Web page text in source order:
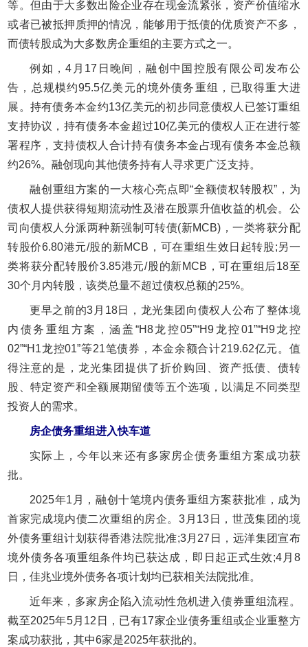
等。但由于大多数出险企业存在现金流紧张，资产价值缩水
或者已被抵押质押的情况，能够用于抵债的优质资产不多，
而债转股成为大多数房企重组的主要方式之一。
例如，4月17日晚间，融创中国控股有限公司发布公
告，总规模约95.5亿美元的境外债务重组，已取得重大进
展。持有债务本金约13亿美元的初步同意债权人已签订重组
支持协议，持有债务本金超过10亿美元的债权人正在进行签
署程序，支持债权人合计持有债务本金占现有债务本金总额
约26%。融创现向其他债务持有人寻求更广泛支持。
融创重组方案的一大核心亮点即“全额债权转股权”，为
债权人提供获得短期流动性及潜在股票升值收益的机会。公
司向债权人分派两种新强制可转债(新MCB)，一类将获分配
转股价6.80港元/股的新MCB，可在重组生效日起转股;另一
类将获分配转股价3.85港元/股的新MCB，可在重组后18至
30个月内转股，该类总量不超过债权总额的25%。
更早之前的3月18日，龙光集团向债权人公布了整体境
内债务重组方案，涵盖“H8龙控05”“H9龙控01”“H9龙控
02”“H1龙控01”等21笔债券，本金余额合计219.62亿元。值
得注意的是，龙光集团提供了折价购回、资产抵债、债转
股、特定资产和全额展期留债等五个选项，以满足不同类型
投资人的需求。
房企债务重组进入快车道
实际上，今年以来还有多家房企债务重组方案成功获
批。
2025年1月，融创十笔境内债务重组方案获批准，成为
首家完成境内债二次重组的房企。3月13日，世茂集团的境
外债务重组计划获得香港法院批准;3月27日，远洋集团宣布
境外债务各项重组条件均已获达成，即日起正式生效;4月8
日，佳兆业境外债务各项计划均已获相关法院批准。
近年来，多家房企陷入流动性危机进入债券重组流程。
截至2025年5月12日，已有17家企业债务重组或企业重整方
案成功获批，其中6家是2025年获批的。